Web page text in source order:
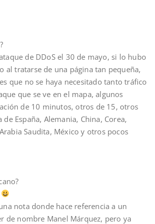
de DDoS el 30 de mayo, si lo hubo
al tratarse de una página tan pequeña,
que no se haya necesitado tanto tráfico
que se ve en el mapa, algunos
de 10 minutos, otros de 15, otros
España, Alemania, China, Corea,
Saudita, México y otros pocos
nota donde hace referencia a un
de nombre Manel Márquez, pero ya